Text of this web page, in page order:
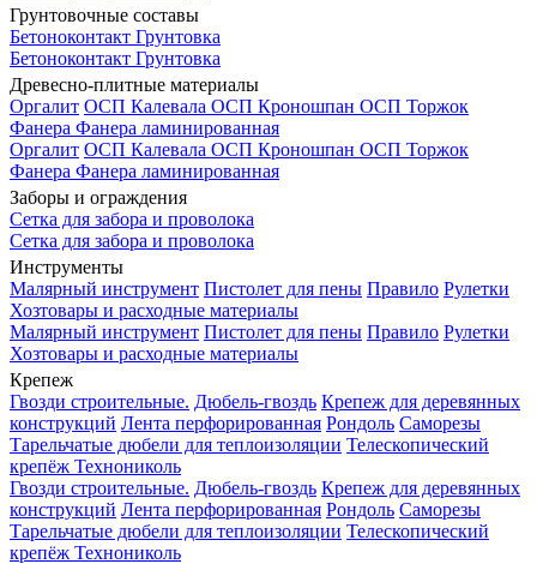
Грунтовочные составы
Бетоноконтакт Грунтовка
Бетоноконтакт Грунтовка
Древесно-плитные материалы
Оргалит ОСП Калевала ОСП Кроношпан ОСП Торжок
Фанера Фанера ламинированная
Оргалит ОСП Калевала ОСП Кроношпан ОСП Торжок
Фанера Фанера ламинированная
Заборы и ограждения
Сетка для забора и проволока
Сетка для забора и проволока
Инструменты
Малярный инструмент Пистолет для пены Правило Рулетки
Хозтовары и расходные материалы
Малярный инструмент Пистолет для пены Правило Рулетки
Хозтовары и расходные материалы
Крепеж
Гвозди строительные. Дюбель-гвоздь Крепеж для деревянных
конструкций Лента перфорированная Рондоль Саморезы
Тарельчатые дюбели для теплоизоляции Телескопический
крепёж Технониколь
Гвозди строительные. Дюбель-гвоздь Крепеж для деревянных
конструкций Лента перфорированная Рондоль Саморезы
Тарельчатые дюбели для теплоизоляции Телескопический
крепёж Технониколь